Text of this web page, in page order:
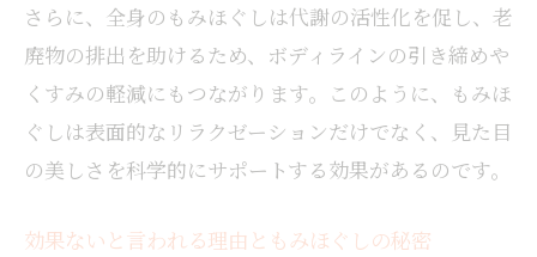
整体と比べたもみほぐしのメリットと効果
もみほぐしと整体の違いを美容目線で解説
もみほぐしが整体より優れる美容作用の理
由
美容目的でもみほぐしを選ぶ際の注意点
さらに、全身のもみほぐしは代謝の活性化を促し、老
廃物の排出を助けるため、ボディラインの引き締めや
くすみの軽減にもつながります。このように、もみほ
ぐしは表面的なリラクゼーションだけでなく、見た目
の美しさを科学的にサポートする効果があるのです。
効果ないと言われる理由ともみほぐしの秘密